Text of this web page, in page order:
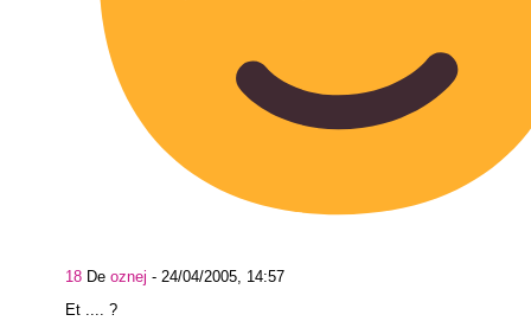
18 De oznej - 24/04/2005, 14:57
Et .... ?